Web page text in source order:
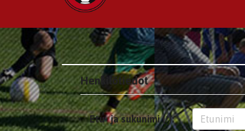
Henkilötiedot
Etu- ja sukunimi (*):